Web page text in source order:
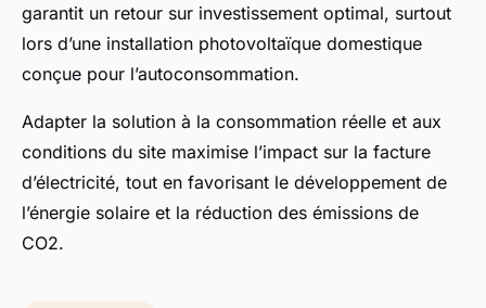
garantit un retour sur investissement optimal, surtout
lors d’une installation photovoltaïque domestique
conçue pour l’autoconsommation.
Adapter la solution à la consommation réelle et aux
conditions du site maximise l’impact sur la facture
d’électricité, tout en favorisant le développement de
l’énergie solaire et la réduction des émissions de
CO2.